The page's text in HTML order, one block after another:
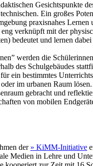
Gesichtspunkte
Ein großes
praxisnahes
verknüpft mit der
bedeutet und lernen
werden die
des Schulgebäudes
ein bestimmtes
im urbanen Raum
gebracht und
von mobilen
der » KiMM-Initiative
Medien in Lehre und